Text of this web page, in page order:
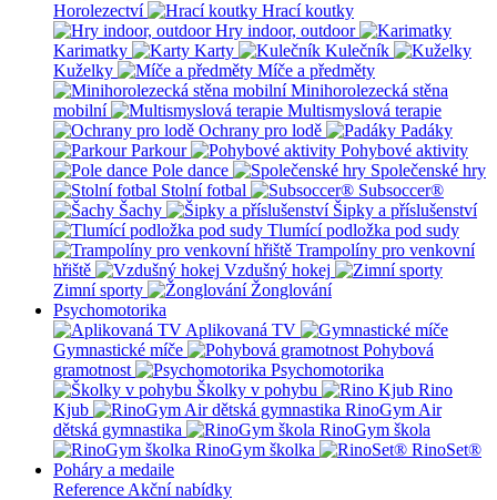
Horolezectví
Hrací koutky
Hry indoor, outdoor
Karimatky
Karty
Kulečník
Kuželky
Míče a předměty
Minihorolezecká stěna
mobilní
Multismyslová terapie
Ochrany pro lodě
Padáky
Parkour
Pohybové aktivity
Pole dance
Společenské hry
Stolní fotbal
Subsoccer®
Šachy
Šipky a příslušenství
Tlumící podložka pod sudy
Trampolíny pro venkovní
hřiště
Vzdušný hokej
Zimní sporty
Žonglování
Psychomotorika
Aplikovaná TV
Gymnastické míče
Pohybová
gramotnost
Psychomotorika
Školky v pohybu
Rino
Kjub
RinoGym Air
dětská gymnastika
RinoGym škola
RinoGym školka
RinoSet®
Poháry a medaile
Reference Akční nabídky